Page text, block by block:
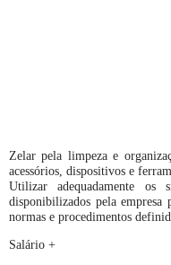
Zelar pela limpeza e
acessórios, dispositivos e
Utilizar adequadamente os
disponibilizados pela empresa
normas e procedimentos
Salário +